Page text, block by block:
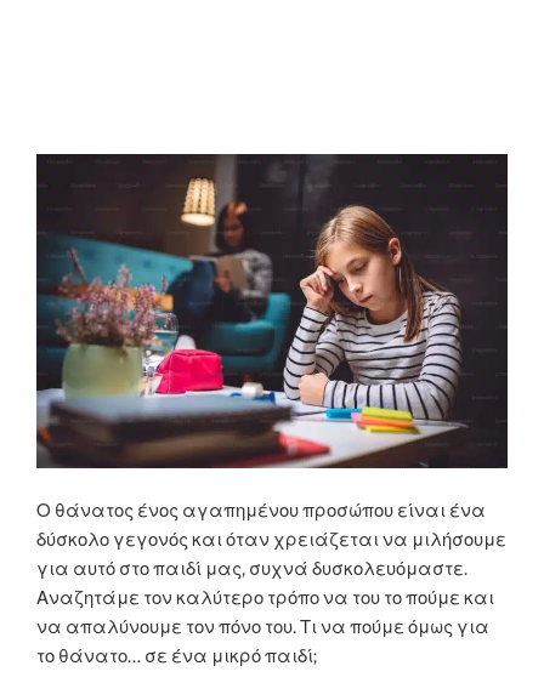
Ο θάνατος ένος αγαπημένου προσώπου είναι ένα
δύσκολο γεγονός και όταν χρειάζεται να μιλήσουμε
για αυτό στο παιδί μας, συχνά δυσκολευόμαστε.
Αναζητάμε τον καλύτερο τρόπο να του το πούμε και
να απαλύνουμε τον πόνο του. Τι να πούμε όμως για
το θάνατο… σε ένα μικρό παιδί;